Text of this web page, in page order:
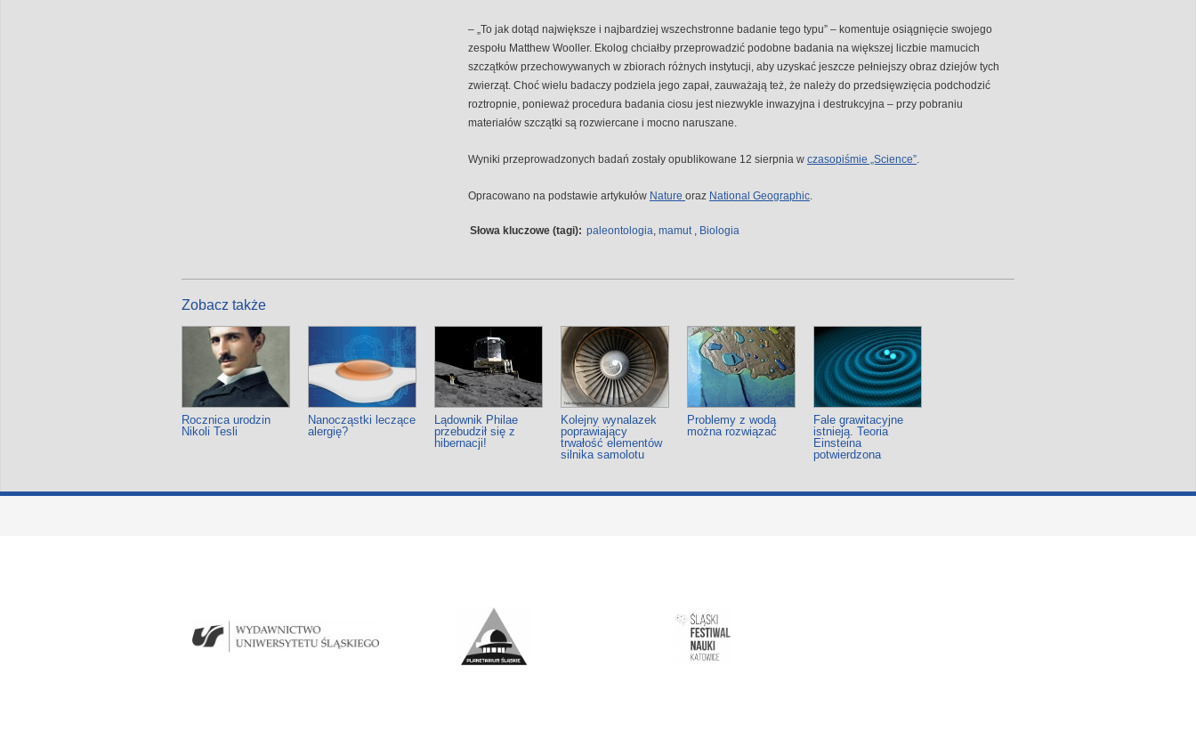
– „To jak dotąd największe i najbardziej wszechstronne badanie tego typu” – komentuje osiągnięcie swojego
zespołu Matthew Wooller. Ekolog chciałby przeprowadzić podobne badania na większej liczbie mamucich
szczątków przechowywanych w zbiorach różnych instytucji, aby uzyskać jeszcze pełniejszy obraz dziejów tych
zwierząt. Choć wielu badaczy podziela jego zapał, zauważają też, że należy do przedsięwzięcia podchodzić
roztropnie, ponieważ procedura badania ciosu jest niezwykle inwazyjna i destrukcyjna – przy pobraniu
materiałów szczątki są rozwiercane i mocno naruszane.
Wyniki przeprowadzonych badań zostały opublikowane 12 sierpnia w czasopiśmie „Science”
Opracowano na podstawie artykułów Nature oraz National Geographic
Słowa kluczowe (tagi): paleontologia mamut Biologia
Zobacz także
Rocznica urodzin
Nikoli Tesli
Nanocząstki leczące
alergię?
Lądownik Philae
przebudził się z
hibernacji!
Kolejny wynalazek
poprawiający
trwałość elementów
silnika samolotu
Problemy z wodą
można rozwiązać
Fale grawitacyjne
istnieją. Teoria
Einsteina
potwierdzona